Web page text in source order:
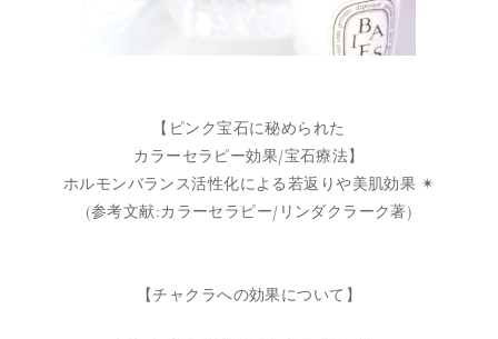
【ピンク宝石に秘められた
カラーセラピー効果/宝石療法】
ホルモンバランス活性化による若返りや美肌効果 ✴︎︎
(参考文献:カラーセラピー/リンダクラーク著)
【チャクラへの効果について】